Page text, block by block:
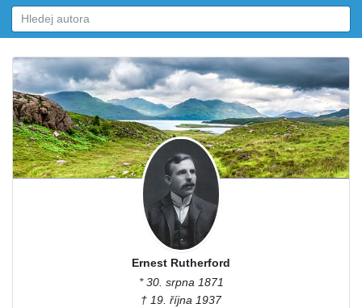
Ernest Rutherford
* 30. srpna 1871
† 19. října 1937